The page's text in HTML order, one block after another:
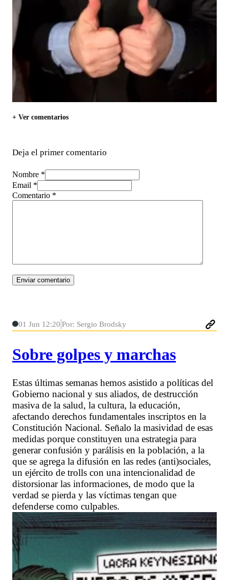
+ Ver comentarios
Deja el primer comentario
Nombre *
Email *
Comentario *
01 Jun 12:20 Por: Sergio Brodsky
Sobre golpes y marchas
Estas últimas semanas hemos asistido a políticas del
Gobierno nacional y sus aliados, de destrucción
masiva de la salud, la cultura, la educación,
afectando derechos fundamentales inscriptos en la
Constitución Nacional. Señalo la masividad de esas
medidas porque constituyen una estrategia para
generar confusión y parálisis en la población, a la
que se agrega la difusión en las redes (anti)sociales,
un ejército de trolls con una intencionalidad de
distorsionar las informaciones, de modo que la
verdad se pierda y las víctimas tengan que
defenderse como culpables.